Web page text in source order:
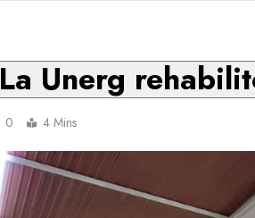
La Unerg
0 4 Mins